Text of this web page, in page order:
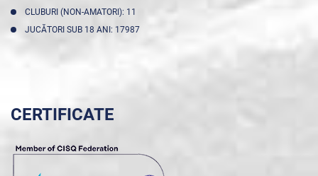
CLUBURI (NON-AMATORI): 11
JUCĂTORI SUB 18 ANI: 17987
CERTIFICATE